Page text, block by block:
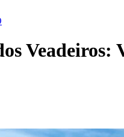
Veadeiros: